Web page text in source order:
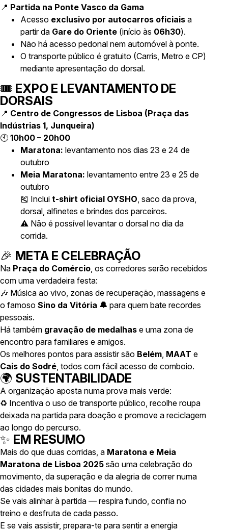
📍 Partida na Ponte Vasco da Gama
Acesso exclusivo por autocarros oficiais a
partir da Gare do Oriente (início às 06h30).
Não há acesso pedonal nem automóvel à ponte.
O transporte público é gratuito (Carris, Metro e CP)
mediante apresentação do dorsal.
🎟️ EXPO E LEVANTAMENTO DE
DORSAIS
📍 Centro de Congressos de Lisboa (Praça das
Indústrias 1, Junqueira)
🕙 10h00 – 20h00
Maratona: levantamento nos dias 23 e 24 de
outubro
Meia Maratona: levantamento entre 23 e 25 de
outubro
🎽 Inclui t-shirt oficial OYSHO, saco da prova,
dorsal, alfinetes e brindes dos parceiros.
⚠️ Não é possível levantar o dorsal no dia da
corrida.
🎉 META E CELEBRAÇÃO
Na Praça do Comércio, os corredores serão recebidos
com uma verdadeira festa:
🎶 Música ao vivo, zonas de recuperação, massagens e
o famoso Sino da Vitória 🔔 para quem bate recordes
pessoais.
Há também gravação de medalhas e uma zona de
encontro para familiares e amigos.
Os melhores pontos para assistir são Belém, MAAT e
Cais do Sodré, todos com fácil acesso de comboio.
🌍 SUSTENTABILIDADE
A organização aposta numa prova mais verde:
♻️ Incentiva o uso de transporte público, recolhe roupa
deixada na partida para doação e promove a reciclagem
ao longo do percurso.
✨ EM RESUMO
Mais do que duas corridas, a Maratona e Meia
Maratona de Lisboa 2025 são uma celebração do
movimento, da superação e da alegria de correr numa
das cidades mais bonitas do mundo.
Se vais alinhar à partida — respira fundo, confia no
treino e desfruta de cada passo.
E se vais assistir, prepara-te para sentir a energia